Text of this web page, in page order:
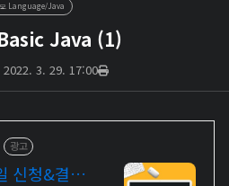
Language/Java
Java (1)
2022. 3. 29. 17:00
광고
신청&결제